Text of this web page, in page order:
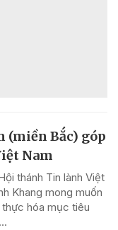
(miền Bắc) góp
Nam
thánh Tin lành Việt
Khang mong muốn
hóa mục tiêu